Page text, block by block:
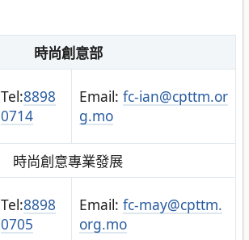
時尚創意部
Tel:8898
0714
Email: fc-ian@cpttm.or
g.mo
時尚創意專業發展
Tel:8898
0705
Email: fc-may@cpttm.
org.mo